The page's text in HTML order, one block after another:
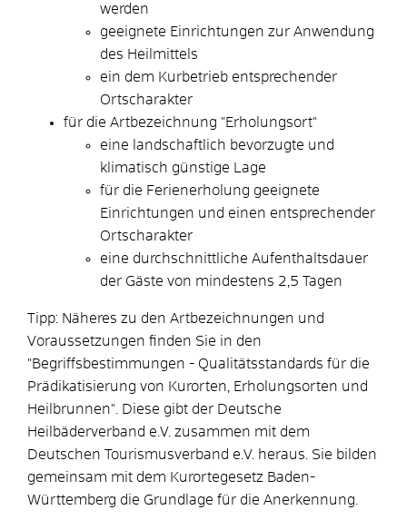
werden
geeignete Einrichtungen zur Anwendung
des Heilmittels
ein dem Kurbetrieb entsprechender
Ortscharakter
für die Artbezeichnung "Erholungsort"
eine landschaftlich bevorzugte und
klimatisch günstige Lage
für die Ferienerholung geeignete
Einrichtungen und einen entsprechender
Ortscharakter
eine durchschnittliche Aufenthaltsdauer
der Gäste von mindestens 2,5 Tagen
Tipp: Näheres zu den Artbezeichnungen und
Voraussetzungen finden Sie in den
"Begriffsbestimmungen - Qualitätsstandards für die
Prädikatisierung von Kurorten, Erholungsorten und
Heilbrunnen". Diese gibt der Deutsche
Heilbäderverband e.V. zusammen mit dem
Deutschen Tourismusverband e.V. heraus. Sie bilden
gemeinsam mit dem Kurortegesetz Baden-
Württemberg die Grundlage für die Anerkennung.